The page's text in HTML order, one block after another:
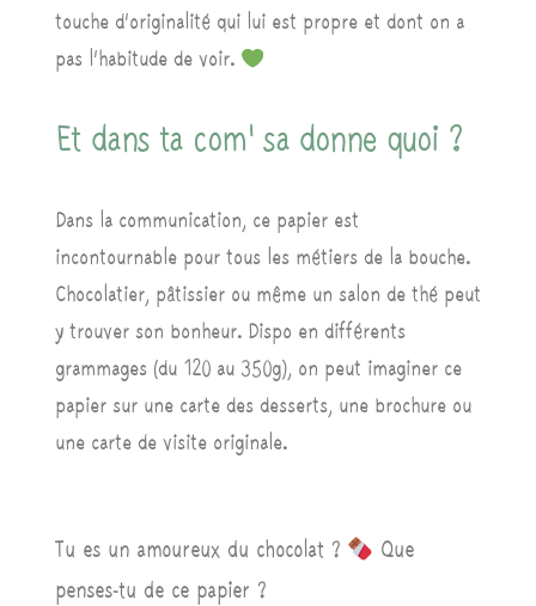
touche d’originalité qui lui est propre et dont on a
pas l’habitude de voir.
Et dans ta com' sa donne quoi ?
Dans la communication, ce papier est
incontournable pour tous les métiers de la bouche.
Chocolatier, pâtissier ou même un salon de thé peut
y trouver son bonheur. Dispo en différents
grammages (du 120 au 350g), on peut imaginer ce
papier sur une carte des desserts, une brochure ou
une carte de visite originale.
Tu es un amoureux du chocolat ?
Que
penses-tu de ce papier ?